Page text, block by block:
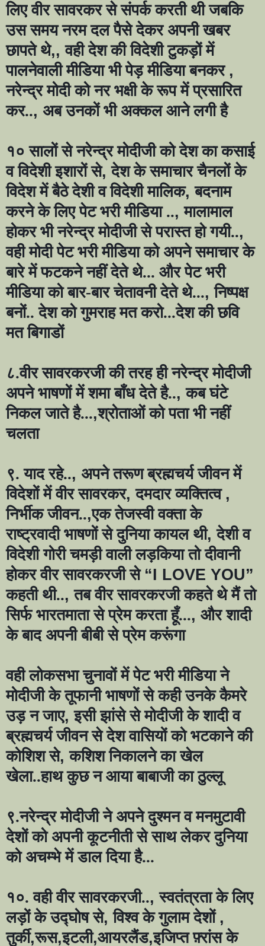
लिए वीर सावरकर से संपर्क करती थी जबकि
उस समय नरम दल पैसे देकर अपनी खबर
छापते थे,,वही देश की विदेशी टुकड़ों में
पालनेवाली मीडिया भी पेड़ मीडिया बनकर ,
नरेन्द्र मोदी को नर भक्षी के रूप में प्रसारित
कर.., अब उनकों भी अक्कल आने लगी है
१० सालों से नरेन्द्र मोदीजी को देश का कसाई
व विदेशी इशारों से,देश के समाचार चैनलों के
विदेश में बैठे देशी व विदेशी मालिक,बदनाम
करने के लिए पेट भरी मीडिया ..,मालामाल
होकर भी नरेन्द्र मोदीजी से परास्त हो गयी..,
वही मोदी पेट भरी मीडिया को अपने समाचार के
बारे में फटकने नहीं देते थे... और पेट भरी
मीडिया को बार-बार चेतावनी देते थे...,निष्पक्ष
बनों.. देश को गुमराह मत करो...देश की छवि
मत बिगाडों
८.वीर सावरकरजी की तरह ही नरेन्द्र मोदीजी
अपने भाषणों में शमा बाँध देते है..,कब घंटे
निकल जाते है...,श्रोताओं को पता भी नहीं
चलता
९. याद रहे.., अपने तरूण ब्रह्मचर्य जीवन में
विदेशों में वीर सावरकर,दमदार व्यक्तित्व ,
निर्भीक जीवन..,एक तेजस्वी वक्ता के
राष्ट्रवादी भाषणों से दुनिया कायल थी,देशी व
विदेशी गोरी चमड़ी वाली लड़किया तो दीवानी
होकर वीर सावरकरजी से “I LOVE YOU”
कहती थी..,तब वीर सावरकरजी कहते थे मैं तो
सिर्फ भारतमाता से प्रेम करता हूँ..., और शादी
के बाद अपनी बीबी से प्रेम करूंगा
वही लोकसभा चुनावों में पेट भरी मीडिया ने
मोदीजी के तूफानी भाषणों से कही उनके कैमरे
उड़ न जाए,इसी झांसे से मोदीजी के शादी व
ब्रह्मचर्य जीवन से देश वासियों को भटकाने की
कोशिश से,कशिश निकालने का खेल
खेला..हाथ कुछ न आया बाबाजी का ठुल्लू
९.नरेन्द्र मोदीजी ने अपने दुश्मन व मनमुटावी
देशों को अपनी कूटनीती से साथ लेकर दुनिया
को अचम्भे में डाल दिया है...
१०. वही वीर सावरकरजी..,स्वतंत्रता के लिए
लड़ों के उद्घोष से,विश्व के गुलाम देशों ,
तुर्की,रूस,इटली,आयरलैंड,इजिप्त फ़्रांस के